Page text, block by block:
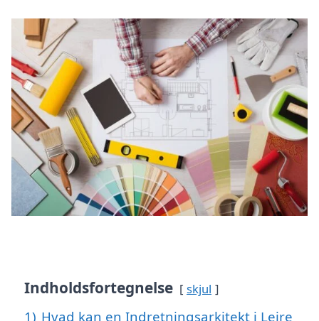
Indholdsfortegnelse skjul
1) Hvad kan en Indretningsarkitekt i Lejre